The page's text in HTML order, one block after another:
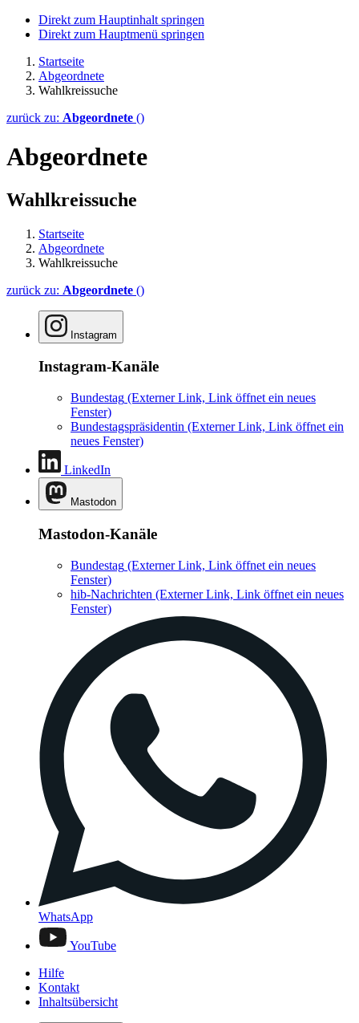
Direkt zum Hauptinhalt springen
Direkt zum Hauptmenü springen
Startseite
Abgeordnete
Wahlkreissuche
zurück zu: Abgeordnete ()
Abgeordnete
Wahlkreissuche
Startseite
Abgeordnete
Wahlkreissuche
zurück zu: Abgeordnete ()
Instagram
Instagram-Kanäle
Bundestag (Externer Link, Link öffnet ein neues
Fenster)
Bundestagspräsidentin (Externer Link, Link öffnet ein
neues Fenster)
LinkedIn
Mastodon
Mastodon-Kanäle
Bundestag (Externer Link, Link öffnet ein neues
Fenster)
hib-Nachrichten (Externer Link, Link öffnet ein neues
Fenster)
WhatsApp
YouTube
Hilfe
Kontakt
Inhaltsübersicht